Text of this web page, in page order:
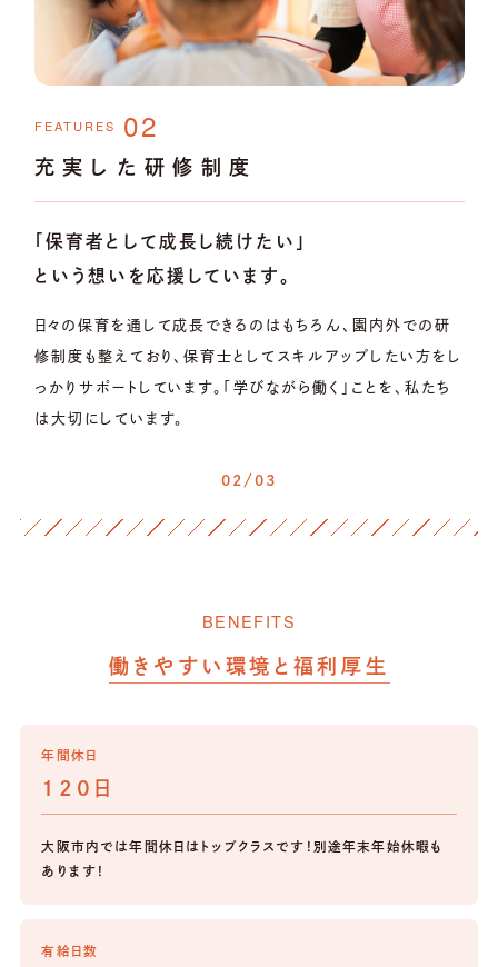
FEATURES 02
充実した研修制度
「保育者として成長し続けたい」
という想いを応援しています。
日々の保育を通して成長できるのはもちろん、園内外での研
修制度も整えており、保育士としてスキルアップしたい方をし
っかりサポートしています。「学びながら働く」ことを、私たち
は大切にしています。
02/03
BENEFITS
働きやすい環境と福利厚生
年間休日
120日
大阪市内では年間休日はトップクラスです！別途年末年始休暇も
あります！
有給日数